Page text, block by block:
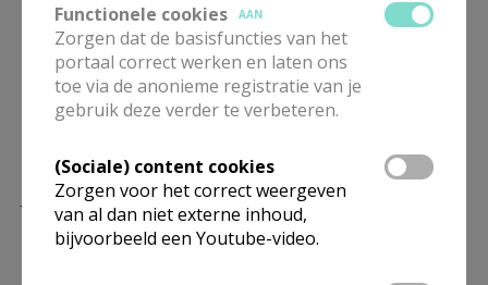
Dan is het moeilijk om weer op te staan en verder te
gaan.
Maar als je je gesteund weet door een gemeenschap,
door je geloof in God, door een ziekenzalving kan je
Jong en oud voelden de kracht van God aanwezig op
die dag … kracht die we allen nodig hebben om om te
gaan met onze beperkingen, zowel fysieke als
Functionele cookies
AAN
Zorgen dat de basisfuncties van het
portaal correct werken en laten ons
toe via de anonieme registratie van je
gebruik deze verder te verbeteren.
(Sociale) content cookies
Zorgen voor het correct weergeven
van al dan niet externe inhoud,
bijvoorbeeld een Youtube-video.